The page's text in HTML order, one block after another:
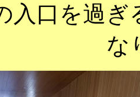
入口を過
な